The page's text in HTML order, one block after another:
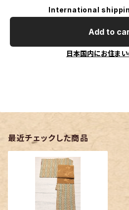
International
Add to
日本国内にお住ま
最近チェックした商品